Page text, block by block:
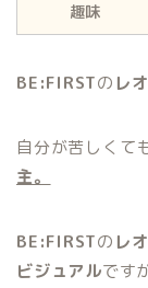
趣味
BE:FIRSTの レオ
自分が苦しくても
主。
BE:FIRSTの レオ
ビジュアルです